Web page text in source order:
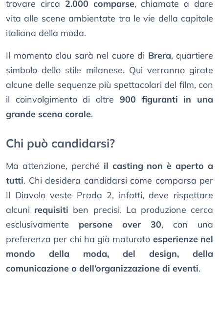
trovare circa 2.000 comparse, chiamate a dare
vita alle scene ambientate tra le vie della capitale
italiana della moda.
Il momento clou sarà nel cuore di Brera, quartiere
simbolo dello stile milanese. Qui verranno girate
alcune delle sequenze più spettacolari del film, con
il coinvolgimento di oltre 900 figuranti in una
grande scena corale.
Chi può candidarsi?
Ma attenzione, perché il casting non è aperto a
tutti. Chi desidera candidarsi come comparsa per
Il Diavolo veste Prada 2, infatti, deve rispettare
alcuni requisiti ben precisi. La produzione cerca
esclusivamente persone over 30, con una
preferenza per chi ha già maturato esperienze nel
mondo della moda, del design, della
comunicazione o dell’organizzazione di eventi.